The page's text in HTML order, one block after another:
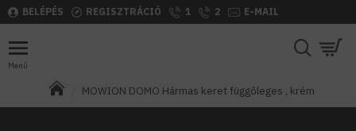
BELÉPÉS REGISZTRÁCIÓ 1 2 E-MAIL
MOWION DOMO Hármas keret függőleges , krém